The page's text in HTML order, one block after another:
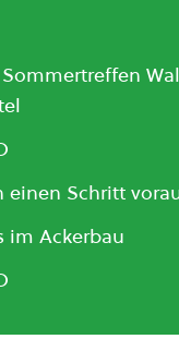
Sommertreffen
einen Schritt
im Ackerbau